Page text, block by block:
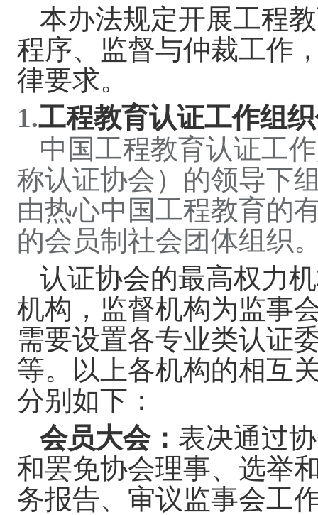
本办法规定开展工程
程序、监督与仲裁工作
律要求。
1.工程教育认证工作组
中国工程教育认证工
称认证协会）的领导下
由热心中国工程教育的
的会员制社会团体组织
认证协会的最高权力
机构，监督机构为监事
需要设置各专业类认证
等。以上各机构的相互
分别如下：
会员大会： 表决通过
和罢免协会理事、选举
务报告、审议监事会工